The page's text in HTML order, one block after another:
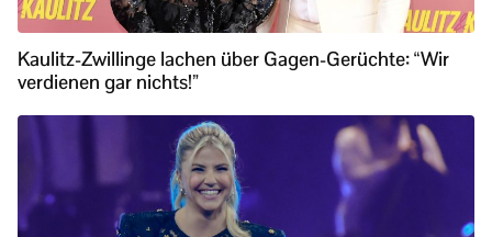
Kaulitz-Zwillinge lachen über Gagen-Gerüchte: “Wir
verdienen gar nichts!”